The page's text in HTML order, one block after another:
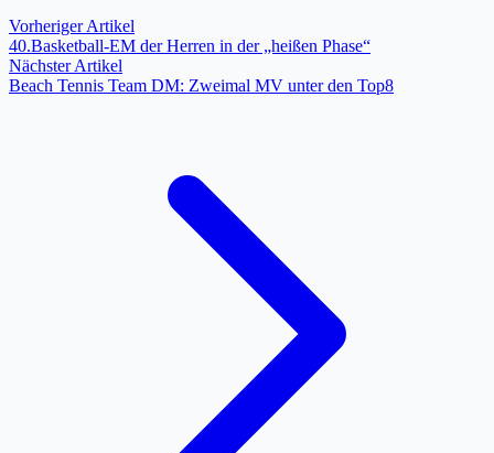
Vorheriger Artikel
40.Basketball-EM der Herren in der „heißen Phase“
Nächster Artikel
Beach Tennis Team DM: Zweimal MV unter den Top8